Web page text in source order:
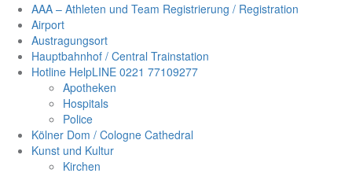
AAA – Athleten und Team Registrierung / Registration
Airport
Austragungsort
Hauptbahnhof / Central Trainstation
Hotline HelpLINE 0221 77109277
Apotheken
Hospitals
Police
Kölner Dom / Cologne Cathedral
Kunst und Kultur
Kirchen